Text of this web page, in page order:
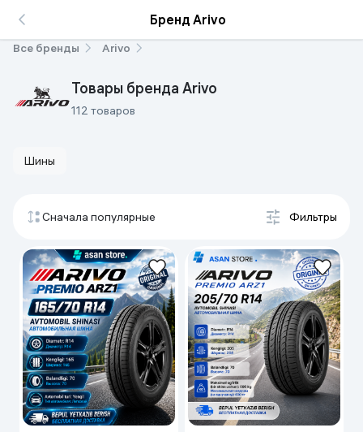
Бренд Arivo
Все бренды Arivo
Товары бренда Arivo
112 товаров
Шины
Сначала популярные Фильтры